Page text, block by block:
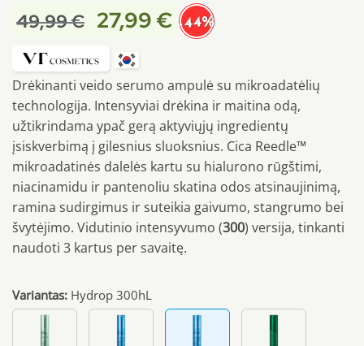
49,99€ 27,99 € -44%
Drėkinanti veido serumo ampulė su mikroadatėlių
technologija. Intensyviai drėkina ir maitina odą,
užtikrindama ypač gerą aktyviųjų ingredientų
įsiskverbimą į gilesnius sluoksnius. Cica Reedle™
mikroadatinės dalelės kartu su hialurono rūgštimi,
niacinamidu ir pantenoliu skatina odos atsinaujinimą,
ramina sudirgimus ir suteikia gaivumo, stangrumo bei
švytėjimo. Vidutinio intensyvumo (300) versija, tinkanti
naudoti 3 kartus per savaitę.
Variantas: Hydrop 300hL